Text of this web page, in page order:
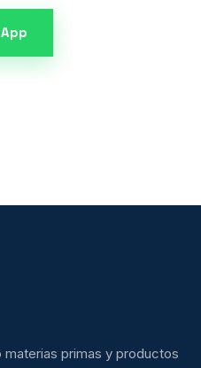
primas y productos